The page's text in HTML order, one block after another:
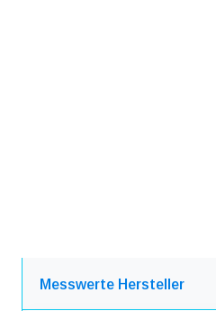
Messwerte Hersteller